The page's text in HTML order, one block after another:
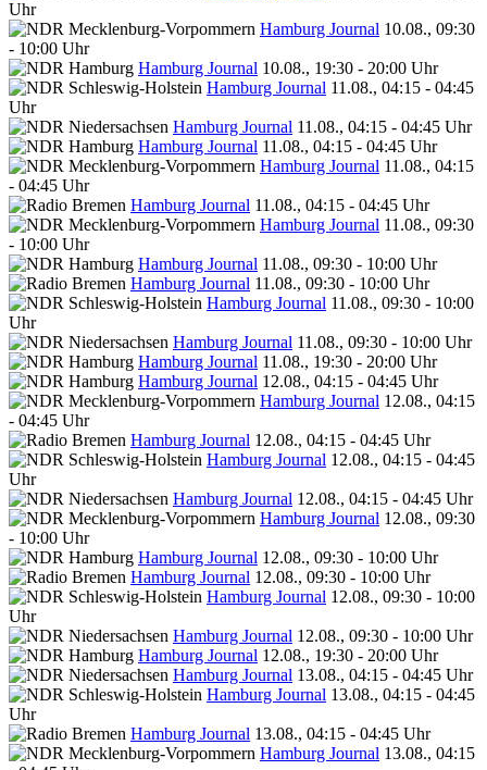
Uhr
Hamburg Journal 10.08., 09:30
- 10:00 Uhr
Hamburg Journal 10.08., 19:30 - 20:00 Uhr
Hamburg Journal 11.08., 04:15 - 04:45
Uhr
Hamburg Journal 11.08., 04:15 - 04:45 Uhr
Hamburg Journal 11.08., 04:15 - 04:45 Uhr
Hamburg Journal 11.08., 04:15
- 04:45 Uhr
Hamburg Journal 11.08., 04:15 - 04:45 Uhr
Hamburg Journal 11.08., 09:30
- 10:00 Uhr
Hamburg Journal 11.08., 09:30 - 10:00 Uhr
Hamburg Journal 11.08., 09:30 - 10:00 Uhr
Hamburg Journal 11.08., 09:30 - 10:00
Uhr
Hamburg Journal 11.08., 09:30 - 10:00 Uhr
Hamburg Journal 11.08., 19:30 - 20:00 Uhr
Hamburg Journal 12.08., 04:15 - 04:45 Uhr
Hamburg Journal 12.08., 04:15
- 04:45 Uhr
Hamburg Journal 12.08., 04:15 - 04:45 Uhr
Hamburg Journal 12.08., 04:15 - 04:45
Uhr
Hamburg Journal 12.08., 04:15 - 04:45 Uhr
Hamburg Journal 12.08., 09:30
- 10:00 Uhr
Hamburg Journal 12.08., 09:30 - 10:00 Uhr
Hamburg Journal 12.08., 09:30 - 10:00 Uhr
Hamburg Journal 12.08., 09:30 - 10:00
Uhr
Hamburg Journal 12.08., 09:30 - 10:00 Uhr
Hamburg Journal 12.08., 19:30 - 20:00 Uhr
Hamburg Journal 13.08., 04:15 - 04:45 Uhr
Hamburg Journal 13.08., 04:15 - 04:45
Uhr
Hamburg Journal 13.08., 04:15 - 04:45 Uhr
Hamburg Journal 13.08., 04:15